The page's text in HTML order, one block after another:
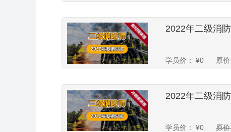
2022年二级消
学员价： ¥0 原
2022年二级消
学员价： ¥0 原